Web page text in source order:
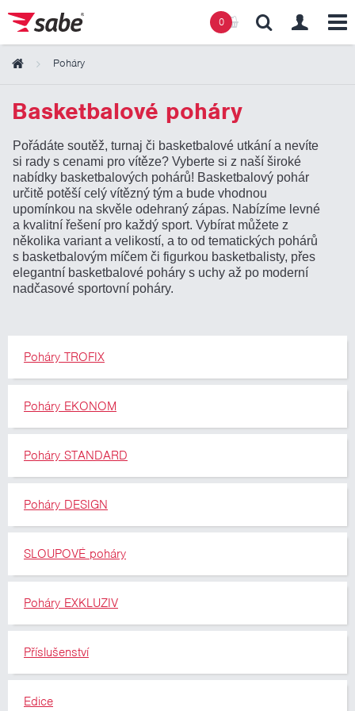
0
Poháry
Basketbalové poháry
Pořádáte soutěž, turnaj či basketbalové utkání a nevíte
si rady s cenami pro vítěze? Vyberte si z naší široké
nabídky basketbalových pohárů! Basketbalový pohár
určitě potěší celý vítězný tým a bude vhodnou
upomínkou na skvěle odehraný zápas. Nabízíme levné
a kvalitní řešení pro každý sport. Vybírat můžete z
několika variant a velikostí, a to od tematických pohárů
s basketbalovým míčem či figurkou basketbalisty, přes
elegantní basketbalové poháry s uchy až po moderní
nadčasové sportovní poháry.
Poháry TROFIX
Poháry EKONOM
Poháry STANDARD
Poháry DESIGN
SLOUPOVÉ poháry
Poháry EXKLUZIV
Příslušenství
Edice
Obsah košíku
Košík zeje prázdnotou